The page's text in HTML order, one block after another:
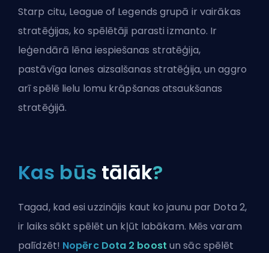
Starp citu, League of Legends grupā ir vairākas
stratēģijas, ko spēlētāji parasti izmanto. Ir
leģendārā lēna iespiešanas stratēģija,
pastāvīga lanes aizsalšanas stratēģija, un aggro
arī spēlē lielu lomu krāpšanas atsaukšanas
stratēģijā.
Kas būs tālāk?
Tagad, kad esi uzzinājis kaut ko jaunu par Dota 2,
ir laiks sākt spēlēt un kļūt labākam. Mēs varam
palīdzēt! Nopērc Dota 2 boost un sāc spēlēt